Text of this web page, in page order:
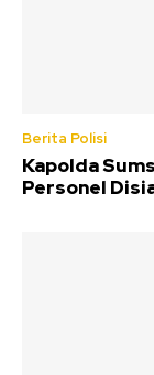
Berita Polisi
Kapolda
Personel